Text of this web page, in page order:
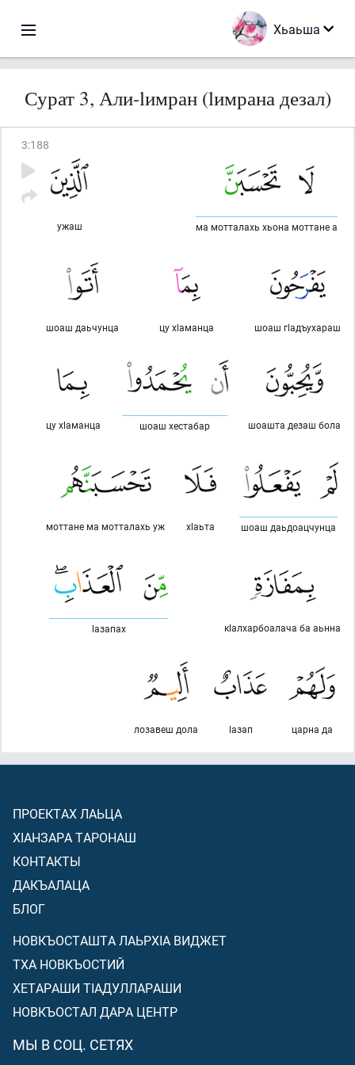
Хьаьша
Сурат 3, Али-lимран (lимрана дезал)
3:188
ма мотталахь хьона моттане а
ужаш
шоаш гlадъухараш
цу хlаманца
шоаш даьчунца
шоашта дезаш бола
шоаш хестабар
цу хlаманца
шоаш даьдоацчунца
хlаьта
моттане ма мотталахь уж
кlалхарбоалача ба аьнна
lазапах
царна да
lазап
лозавеш дола
ПРОЕКТАХ ЛАЬЦА
ХIАНЗАРА ТАРОНАШ
КОНТАКТЫ
ДАКЪАЛАЦА
БЛОГ
НОВКЪОСТАШТА ЛАЬРХIА ВИДЖЕТ
ТХА НОВКЪОСТИЙ
ХЕТАРАШИ ТIАДУЛЛАРАШИ
НОВКЪОСТАЛ ДАРА ЦЕНТР
МЫ В СОЦ. СЕТЯХ